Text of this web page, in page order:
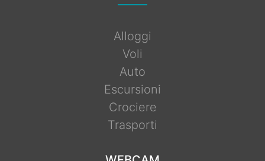
Alloggi
Voli
Auto
Escursioni
Crociere
Trasporti